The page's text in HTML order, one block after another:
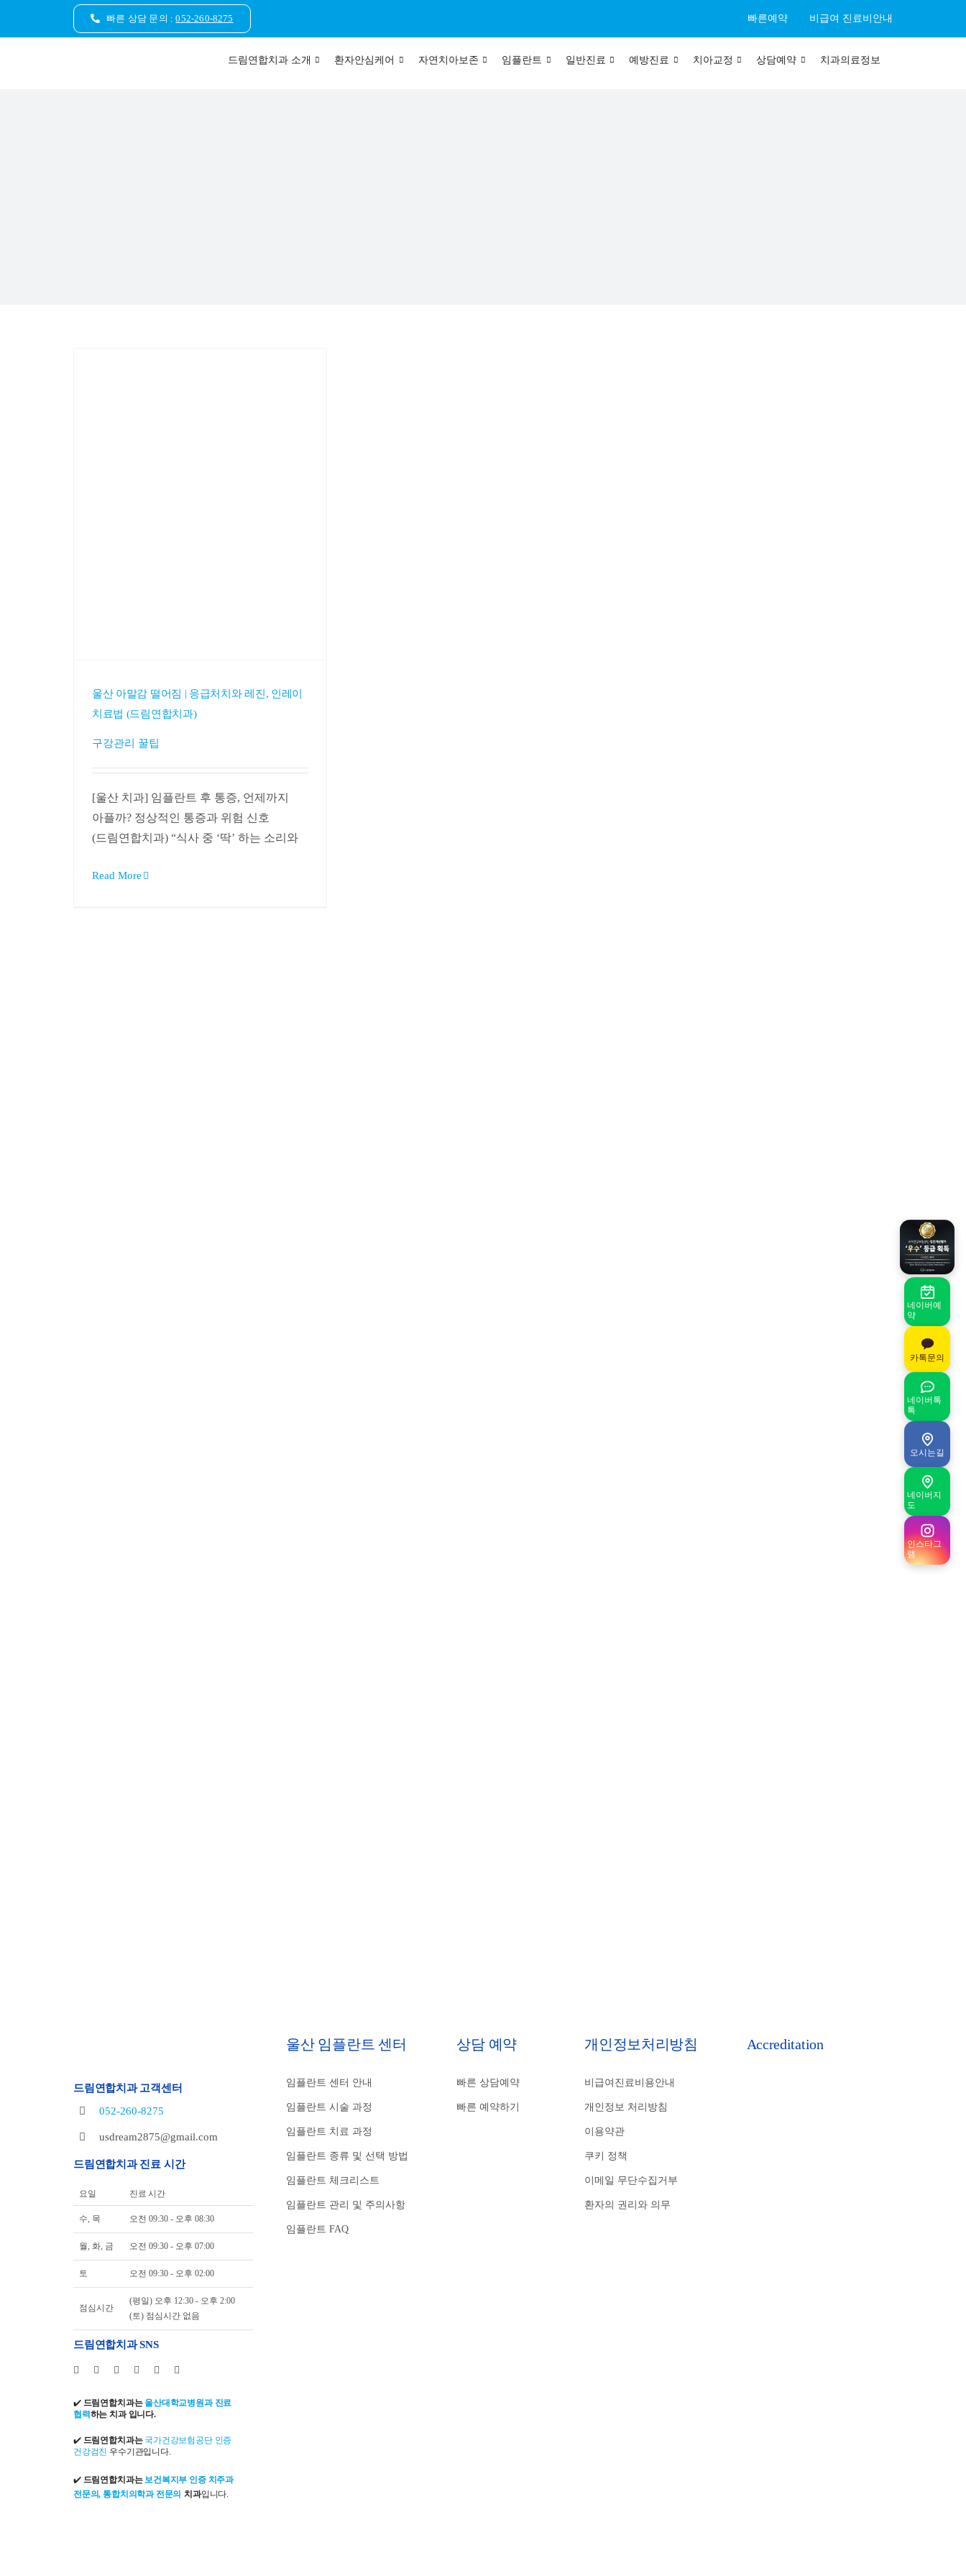
빠른 상담 문의 :052-260-8275 빠른예약 비급여 진료비안내
드림연합치과 소개 환자안심케어 자연치아보존 임플란트 일반진료 예방진료 치아교정 상담예약 치과의료정보
울산 아말감 떨어짐 | 응급처치와 레진, 인레이
치료법 (드림연합치과)
구강관리 꿀팁
[울산 치과] 임플란트 후 통증, 언제까지
아플까? 정상적인 통증과 위험 신호
(드림연합치과) “식사 중 ‘딱’ 하는 소리와
Read More
드림연합치과 고객센터
052-260-8275
usdream2875@gmail.com
드림연합치과 진료 시간
요일 진료 시간
수, 목 오전 09:30 - 오후 08:30
월, 화, 금 오전 09:30 - 오후 07:00
토 오전 09:30 - 오후 02:00
점심시간
(평일) 오후 12:30 - 오후 2:00
(토) 점심시간 없음
드림연합치과 SNS
✔️ 드림연합치과는 울산대학교병원과 진료
협력하는 치과 입니다.
✔️ 드림연합치과는 국가건강보험공단 인증
건강검진 우수기관입니다.
✔️ 드림연합치과는보건복지부 인증 치주과
전문의, 통합치의학과 전문의 치과입니다.
울산 임플란트 센터
임플란트 센터 안내
임플란트 시술 과정
임플란트 치료 과정
임플란트 종류 및 선택 방법
임플란트 체크리스트
임플란트 관리 및 주의사항
임플란트 FAQ
상담 예약
빠른 상담예약
빠른 예약하기
개인정보처리방침
비급여진료비용안내
개인정보 처리방침
이용약관
쿠키 정책
이메일 무단수집거부
환자의 권리와 의무
Accreditation
네이버예
약
카톡문의
네이버톡
톡
오시는길
네이버지
도
인스타그
램